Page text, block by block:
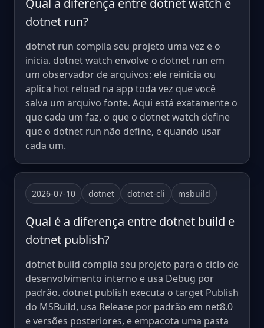
Qual a diferença entre dotnet watch e
dotnet run?
dotnet run compila seu projeto uma vez e o
inicia. dotnet watch envolve o dotnet run em
um observador de arquivos: ele reinicia ou
aplica hot reload na app toda vez que você
salva um arquivo fonte. Aqui está exatamente o
que cada um faz, o que o dotnet watch define
que o dotnet run não define, e quando usar
cada um.
2026-07-10 dotnet dotnet-cli msbuild
Qual é a diferença entre dotnet build e
dotnet publish?
dotnet build compila seu projeto para o ciclo de
desenvolvimento interno e usa Debug por
padrão. dotnet publish executa o target Publish
do MSBuild, usa Release por padrão em net8.0
e versões posteriores, e empacota uma pasta